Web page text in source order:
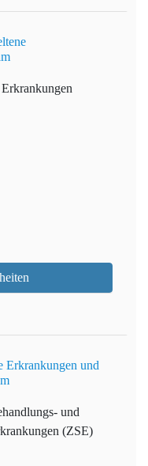
Erkrankungen und
und
(ZSE)